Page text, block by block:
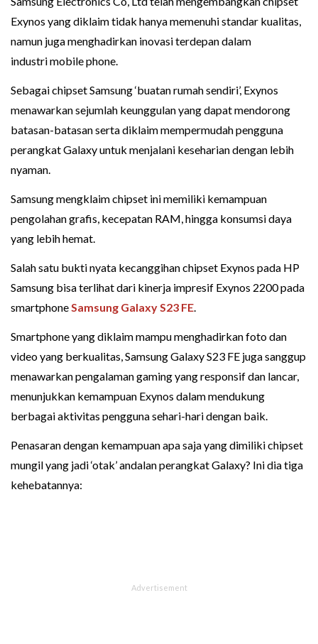
Exynos yang diklaim tidak hanya memenuhi standar kualitas,
namun juga menghadirkan inovasi terdepan dalam
industri mobile phone.
Sebagai chipset Samsung ‘buatan rumah sendiri’, Exynos
menawarkan sejumlah keunggulan yang dapat mendorong
batasan-batasan serta diklaim mempermudah pengguna
perangkat Galaxy untuk menjalani keseharian dengan lebih
nyaman.
Samsung mengklaim chipset ini memiliki kemampuan
pengolahan grafis, kecepatan RAM, hingga konsumsi daya
yang lebih hemat.
Salah satu bukti nyata kecanggihan chipset Exynos pada HP
Samsung bisa terlihat dari kinerja impresif Exynos 2200 pada
smartphoneSamsung Galaxy S23 FE.
Smartphone yang diklaim mampu menghadirkan foto dan
video yang berkualitas, Samsung Galaxy S23 FE juga sanggup
menawarkan pengalaman gaming yang responsif dan lancar,
menunjukkan kemampuan Exynos dalam mendukung
berbagai aktivitas pengguna sehari-hari dengan baik.
Penasaran dengan kemampuan apa saja yang dimiliki chipset
mungil yang jadi ‘otak’ andalan perangkat Galaxy? Ini dia tiga
kehebatannya: